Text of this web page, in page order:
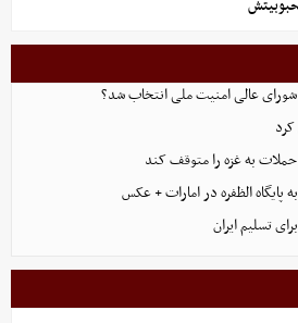
عالی امنیت ملی انتخاب شد؟
حملات به غزه را متوقف کند
پایگاه الظفره در امارات + عکس
تسلیم ایران